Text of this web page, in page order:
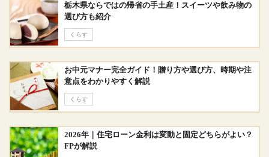
栃木県ならではの帰省の手土産！スイーツや飲み物の
選び方も紹介
くらす
お中元マナー完全ガイド！贈り方や選び方、時期や注
意点をわかりやすく解説
くらす
2026年｜住宅ローン金利は変動と固定どちらがよい？
FPが解説